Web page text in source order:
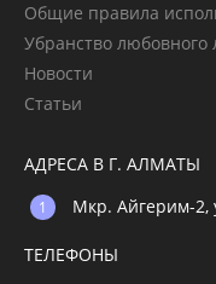
Общие правила
Убранство любовного
Новости
Статьи
АДРЕСА В Г. АЛМАТЫ
Мкр. Айгерим-2,
ТЕЛЕФОНЫ